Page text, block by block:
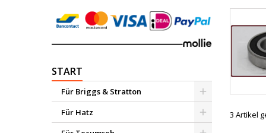
START
Für Briggs & Stratton
Für Hatz
3 Artikel